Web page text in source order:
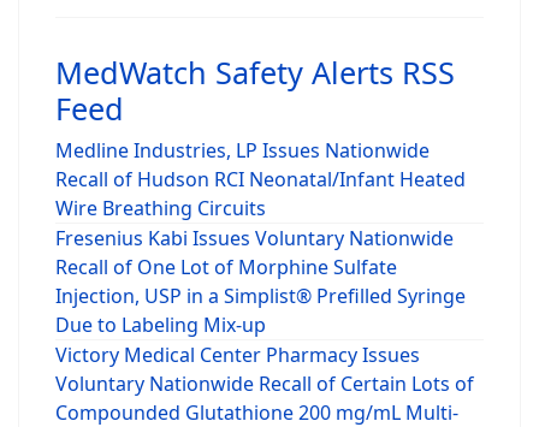
MedWatch Safety Alerts RSS
Feed
Medline Industries, LP Issues Nationwide
Recall of Hudson RCI Neonatal/Infant Heated
Wire Breathing Circuits
Fresenius Kabi Issues Voluntary Nationwide
Recall of One Lot of Morphine Sulfate
Injection, USP in a Simplist® Prefilled Syringe
Due to Labeling Mix-up
Victory Medical Center Pharmacy Issues
Voluntary Nationwide Recall of Certain Lots of
Compounded Glutathione 200 mg/mL Multi-